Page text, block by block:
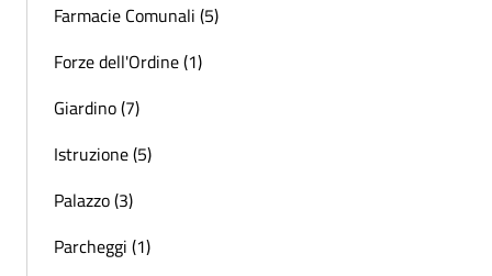
Farmacie Comunali (5)
Forze dell'Ordine (1)
Giardino (7)
Istruzione (5)
Palazzo (3)
Parcheggi (1)